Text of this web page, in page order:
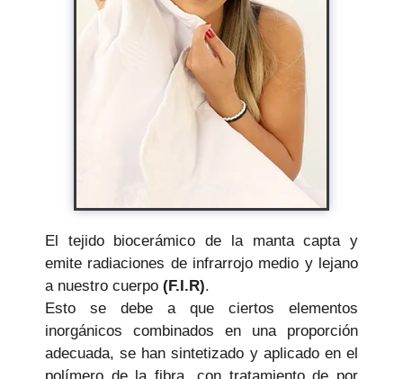
El tejido biocerámico de la manta capta y
emite radiaciones de infrarrojo medio y lejano
a nuestro cuerpo (F.I.R).
Esto se debe a que ciertos elementos
inorgánicos combinados en una proporción
adecuada, se han sintetizado y aplicado en el